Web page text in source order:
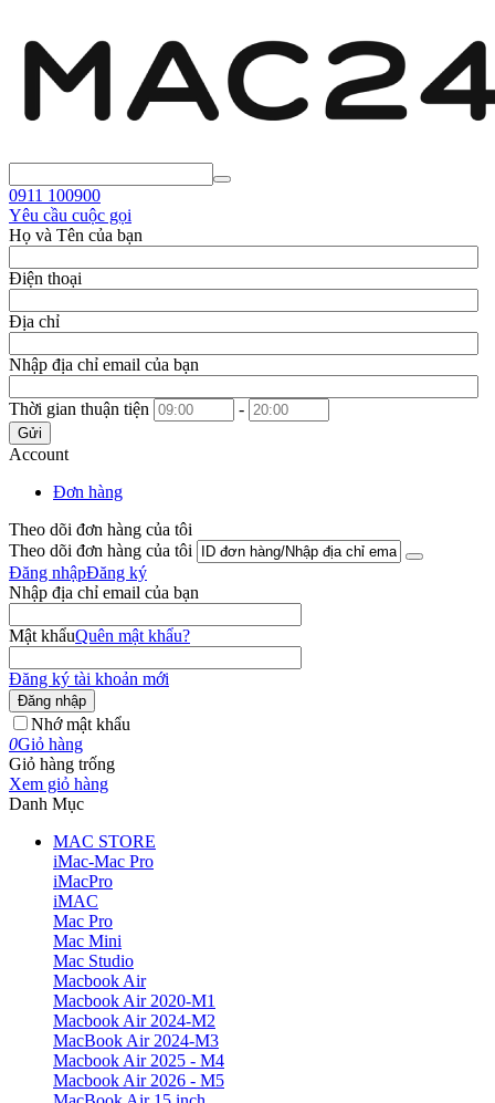
0911 100900
Yêu cầu cuộc gọi
Họ và Tên của bạn
Điện thoại
Địa chỉ
Nhập địa chỉ email của bạn
Thời gian thuận tiện -
Gửi
Account
Đơn hàng
Theo dõi đơn hàng của tôi
Theo dõi đơn hàng của tôi
Đăng nhậpĐăng ký
Nhập địa chỉ email của bạn
Mật khẩuQuên mật khẩu?
Đăng ký tài khoản mới
Đăng nhập
Nhớ mật khẩu
0Giỏ hàng
Giỏ hàng trống
Xem giỏ hàng
Danh Mục
MAC STORE
iMac-Mac Pro
iMacPro
iMAC
Mac Pro
Mac Mini
Mac Studio
Macbook Air
Macbook Air 2020-M1
Macbook Air 2024-M2
MacBook Air 2024-M3
Macbook Air 2025 - M4
Macbook Air 2026 - M5